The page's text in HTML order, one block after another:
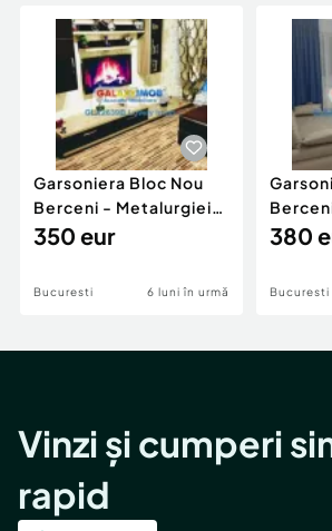
Servicii
Animale de companie
Afaceri și echipamente
Inchiriere Bunuri si Vehicule
Utilaje agricole si industriale
Piese auto si accesorii
Dacia Duster
Garsoniera Bloc Nou
Berceni - Metalurgiei
Park - Postalionul
350 eur
Bucuresti 6 luni în urmă
380
Bucuresti
Vinzi și cumperi
rapid